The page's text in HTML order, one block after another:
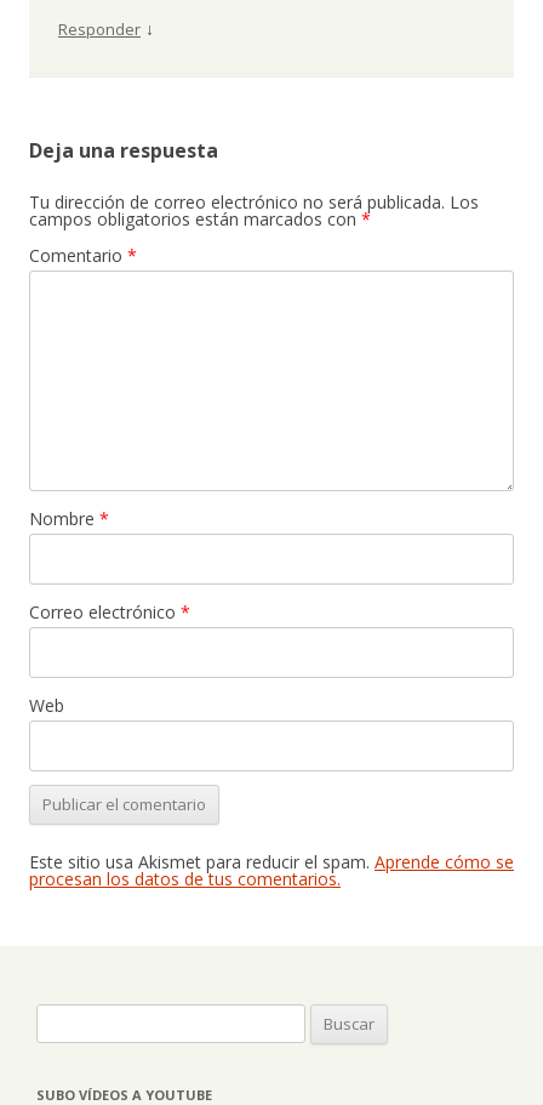
Responder ↓
Deja una respuesta
Tu dirección de correo electrónico no será publicada. Los
campos obligatorios están marcados con *
Comentario *
Nombre *
Correo electrónico *
Web
Este sitio usa Akismet para reducir el spam. Aprende cómo se
procesan los datos de tus comentarios.
SUBO VÍDEOS A YOUTUBE